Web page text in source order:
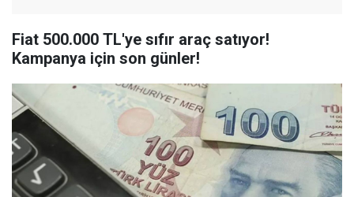
Fiat 500.000 TL'ye sıfır araç satıyor!
Kampanya için son günler!